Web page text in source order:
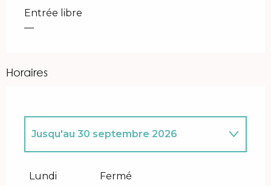
Entrée libre
—
Horaires
Jusqu'au 30 septembre 2026
Lundi Fermé